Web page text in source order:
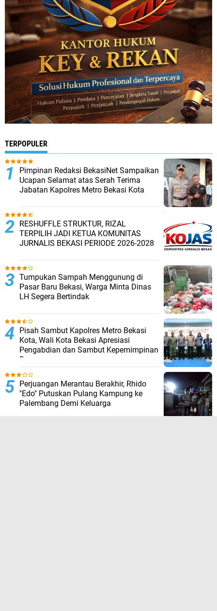
TERPOPULER
Pimpinan Redaksi BekasiNet Sampaikan
Ucapan Selamat atas Serah Terima
Jabatan Kapolres Metro Bekasi Kota
RESHUFFLE STRUKTUR, RIZAL
TERPILIH JADI KETUA KOMUNITAS
JURNALIS BEKASI PERIODE 2026-2028 ‎
Tumpukan Sampah Menggunung di
Pasar Baru Bekasi, Warga Minta Dinas
LH Segera Bertindak ‎
Pisah Sambut Kapolres Metro Bekasi
Kota, Wali Kota Bekasi Apresiasi
Pengabdian dan Sambut Kepemimpinan
Baru
Perjuangan Merantau Berakhir, Rhido
"Edo" Putuskan Pulang Kampung ke
Palembang Demi Keluarga